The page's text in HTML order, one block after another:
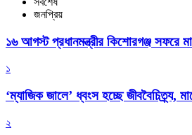
জনপ্রিয়
১৬ আগস্ট প্রধানমন্ত্রীর কিশোরগঞ্জ সফরে
১
‘ম্যাজিক জালে’ ধ্বংস হচ্ছে জীববৈচিত্র্য,
২